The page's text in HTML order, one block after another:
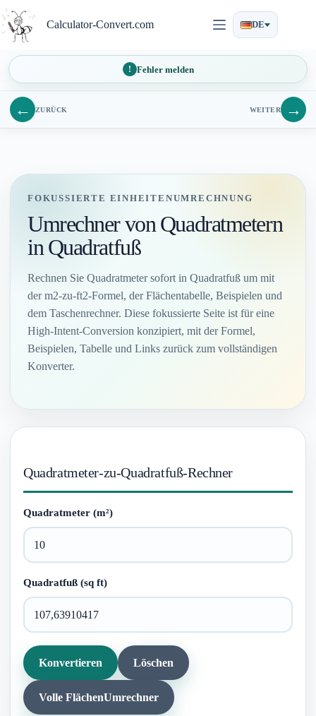
Inhalt
springen
Calculator-Convert.com DE
Fehler melden
← ZURÜCK WEITER →
FOKUSSIERTE EINHEITENUMRECHNUNG
Umrechner von Quadratmetern
in Quadratfuß
Rechnen Sie Quadratmeter sofort in Quadratfuß um mit
der m2-zu-ft2-Formel, der Flächentabelle, Beispielen und
dem Taschenrechner. Diese fokussierte Seite ist für eine
High-Intent-Conversion konzipiert, mit der Formel,
Beispielen, Tabelle und Links zurück zum vollständigen
Konverter.
Quadratmeter-zu-Quadratfuß-Rechner
Quadratmeter (m²)
Quadratfuß (sq ft)
Konvertieren Löschen
Volle FlächenUmrechner